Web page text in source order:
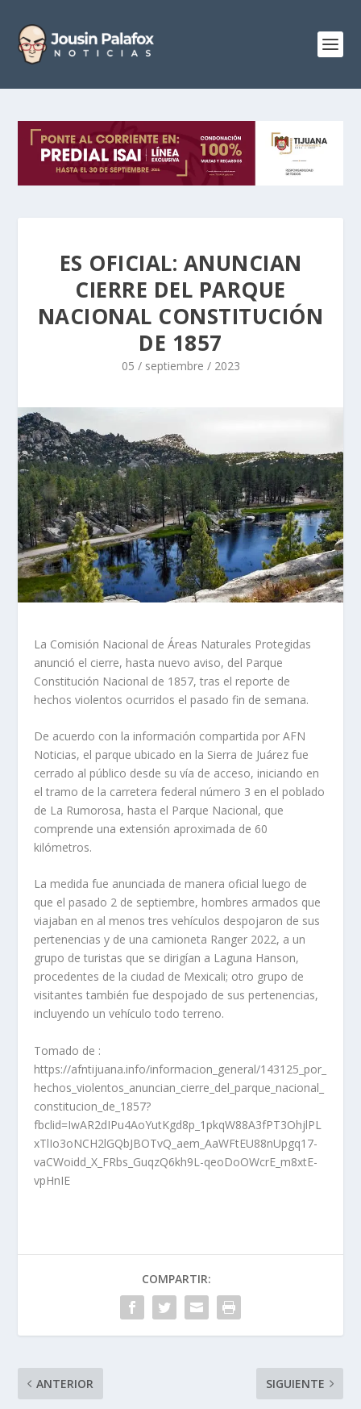
ES OFICIAL: ANUNCIAN
CIERRE DEL PARQUE
NACIONAL CONSTITUCIÓN
DE 1857
05 / septiembre / 2023
La Comisión Nacional de Áreas Naturales Protegidas
anunció el cierre, hasta nuevo aviso, del Parque
Constitución Nacional de 1857, tras el reporte de
hechos violentos ocurridos el pasado fin de semana.
De acuerdo con la información compartida por AFN
Noticias, el parque ubicado en la Sierra de Juárez fue
cerrado al público desde su vía de acceso, iniciando en
el tramo de la carretera federal número 3 en el poblado
de La Rumorosa, hasta el Parque Nacional, que
comprende una extensión aproximada de 60
kilómetros.
La medida fue anunciada de manera oficial luego de
que el pasado 2 de septiembre, hombres armados que
viajaban en al menos tres vehículos despojaron de sus
pertenencias y de una camioneta Ranger 2022, a un
grupo de turistas que se dirigían a Laguna Hanson,
procedentes de la ciudad de Mexicali; otro grupo de
visitantes también fue despojado de sus pertenencias,
incluyendo un vehículo todo terreno.
Tomado de :
https://afntijuana.info/informacion_general/143125_por_
hechos_violentos_anuncian_cierre_del_parque_nacional_
constitucion_de_1857?
fbclid=IwAR2dIPu4AoYutKgd8p_1pkqW88A3fPT3OhjlPL
xTlIo3oNCH2lGQbJBOTvQ_aem_AaWFtEU88nUpgq17-
vaCWoidd_X_FRbs_GuqzQ6kh9L-qeoDoOWcrE_m8xtE-
vpHnIE
COMPARTIR:
ANTERIOR SIGUIENTE